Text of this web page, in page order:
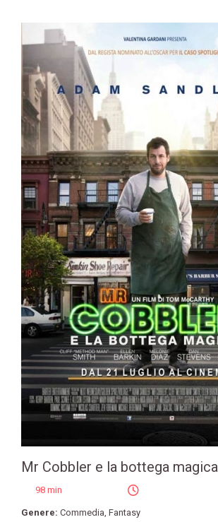
Mr Cobbler e la bottega magica
98 min
Genere: Commedia Fantasy